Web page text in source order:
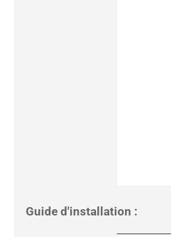
Guide d'installation :